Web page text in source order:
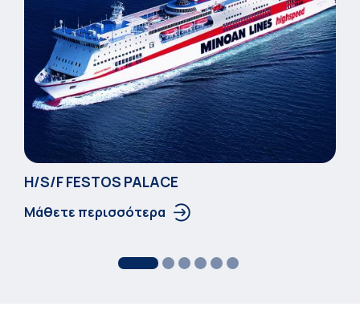
Η/S/F FESTOS PALACΕ
Μάθετε περισσότερα